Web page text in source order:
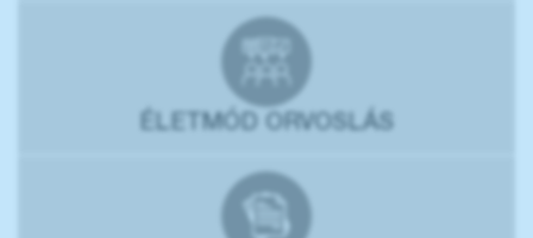
ÉLETMÓD ORVOSLÁS